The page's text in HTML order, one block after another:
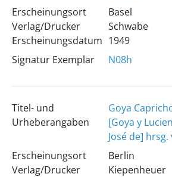
Erscheinungsort
Verlag/Drucker
Erscheinungsdatum
Basel
Schwabe
1949
Signatur Exemplar
N08h
Titel- und
Urheberangaben
Goya
[Goya y
José de]
Erscheinungsort
Verlag/Drucker
Berlin
Kiepenheuer